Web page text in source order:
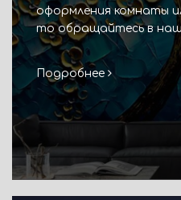
оформления комнаты
то обращайтесь в
Подробнее